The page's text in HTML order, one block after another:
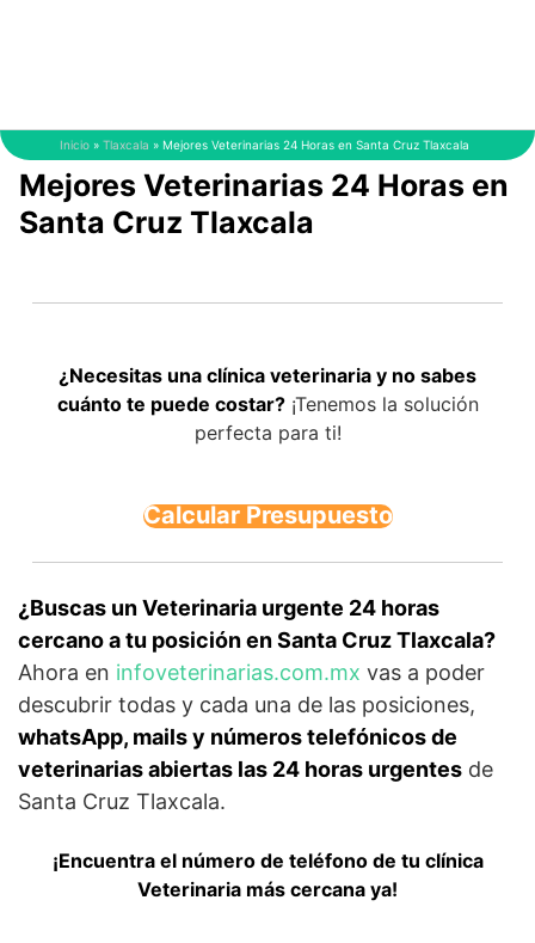
Inicio » Tlaxcala » Mejores Veterinarias 24 Horas en Santa Cruz Tlaxcala
Mejores Veterinarias 24 Horas en
Santa Cruz Tlaxcala
¿Necesitas una clínica veterinaria y no sabes
cuánto te puede costar?¡Tenemos la solución
perfecta para ti!
Calcular Presupuesto
¿Buscas un Veterinaria urgente 24 horas
cercano a tu posición en Santa Cruz Tlaxcala?
Ahora en infoveterinarias.com.mx vas a poder
descubrir todas y cada una de las posiciones,
whatsApp, mails y números telefónicos de
veterinarias abiertas las 24 horas urgentes de
Santa Cruz Tlaxcala.
¡Encuentra el número de teléfono de tu clínica
Veterinaria más cercana ya!